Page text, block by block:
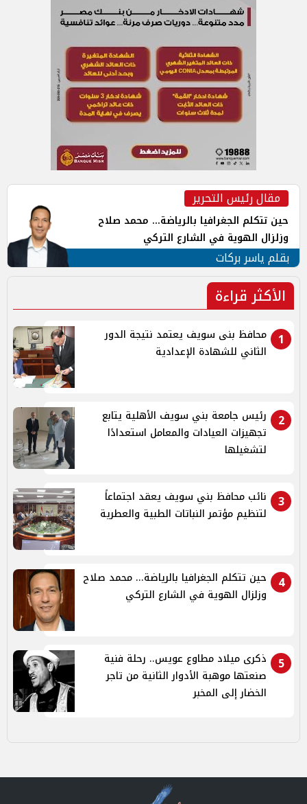
مقال رئيس التحرير
حين تتكلم الجغرافيا بالرياضة... محمد صلاح
وزلزال الهوية في الشارع التركي
بقلم ياسر بركات
الأكثر قراءة
1
محافظ بنى سويف يعتمد نتيجة الدور
الثاني للشهادة الإعدادية
2
رئيس جامعة بني سويف الأهلية يتابع
تجهيزات العيادات والمعامل استعدادًا
لتشغيلها
3
نائب محافظ بني سويف يعقد اجتماعاً
لتنظيم مؤتمر النباتات الطبية والعطرية
4
حين تتكلم الجغرافيا بالرياضة... محمد صلاح
وزلزال الهوية في الشارع التركي
5
ذكرى ميلاد مطاوع عويس.. رحلة فنية
صنعتها موهبة الأدوار الثانية من تاجر
الخضار إلى المخبر